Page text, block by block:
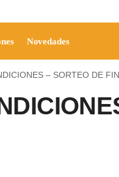
Novedades
– SORTEO DE